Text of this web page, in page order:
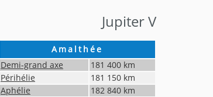
Jupiter V
Amalthée
Demi-grand axe
181 400 km
Périhélie
181 150 km
Aphélie
182 840 km